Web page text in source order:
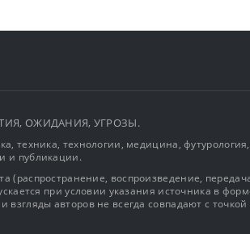
ОЖИДАНИЯ, УГРОЗЫ.
техника, технологии, медицина, футурология,
и публикации.
(распространение, воспроизведение,
при условии указания источника в
авторов не всегда совпадают с точкой